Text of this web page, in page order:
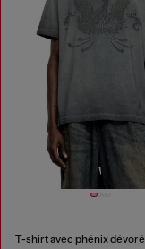
T-shirt avec phénix dévoré